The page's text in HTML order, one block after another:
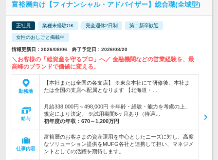
富裕層向け【フィナンシャル・アドバイザー】総合職(全域型)
正社員 業種未経験OK 完全週休2日制 第二新卒歓迎
女性のおしごと掲載中
情報更新日：2026/08/06 終了予定日：2026/08/20
＼お客様の「総資産を守るプロ」へ／ 金融機関などの営業経験を、最
高峰のブランドで価値に変える。
勤務地
【本社または全国の各支店】 ※東京本社にて研修後、本社ま
たは全国の支店へ配属となります 【北海道・…
給与
月給338,000円～498,000円 ※年齢・経験・能力を考慮の上、
規定により決定。 ※試用期間6ヶ月あり（待遇…
初年度の年収： 670～1,200万円
仕事内容
富裕層のお客さまの資産運用を中心としたニーズに対し、高度
なソリューション提供をMUFG各社と連携して担い、マネジメ
ントとしての活躍を期待します。